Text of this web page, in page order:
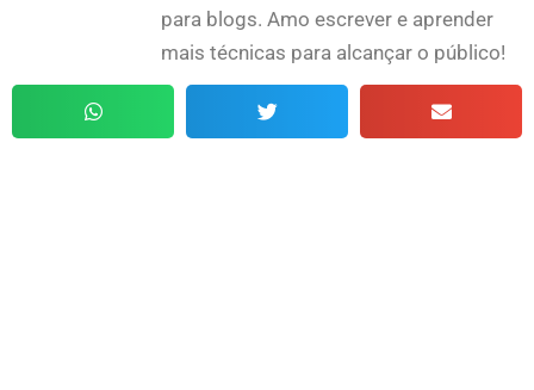
para blogs. Amo escrever e aprender
mais técnicas para alcançar o público!